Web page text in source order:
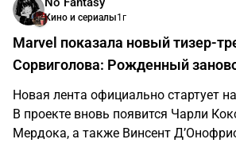
Кино и сериалы1г
Marvel показала новый тизер-
Сорвиголова: Рожденный
Новая лента официально стартует
В проекте вновь появится Чарли
Мердока, а также Винсент